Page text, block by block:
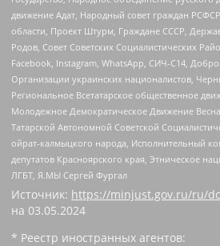
движение Адат, Народный совет граждан
области, Проект Штурм, Граждане СССР,
Родов, Совет Советских Социалистических
Facebook, Instagram, WhatsApp, СИЧ-С14,
Организации украинских националистов,
Региональное Всетатарское общественное
Молодежное Демократическое Движение
Татарской Автономной Советской
ойрат-калмыцкого народа, Исполнительный
депутатов Красноярского края, Этническое
ЛГБТ, Я.МЫ Сергей Фургал
Источник: https://minjust.gov.ru/ru/
на 03.05.2024
* Реестр иностранных агентов: